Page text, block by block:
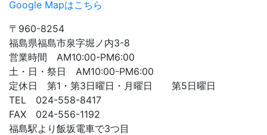
Google Mapはこちら
〒960-8254
福島県福島市泉字堀ノ内3-8
営業時間 AM10:00-PM6:00
土・日・祭日 AM10:00-PM6:00
定休日 第1・第3日曜日・月曜日 第5日曜日
TEL 024-558-8417
FAX 024-556-1192
福島駅より飯坂電車で3つ目